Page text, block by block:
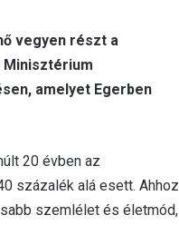
vegyen részt a
Minisztérium
amelyet Egerben
20 évben az
százalék alá esett. Ahhoz
szemlélet és életmód,